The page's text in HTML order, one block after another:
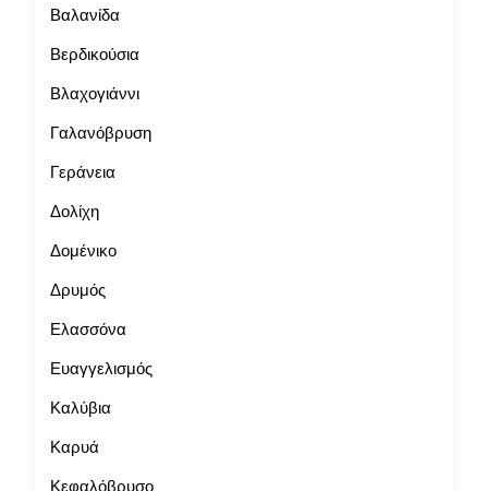
Βαλανίδα
Βερδικούσια
Βλαχογιάννι
Γαλανόβρυση
Γεράνεια
Δολίχη
Δομένικο
Δρυμός
Ελασσόνα
Ευαγγελισμός
Καλύβια
Καρυά
Κεφαλόβρυσο